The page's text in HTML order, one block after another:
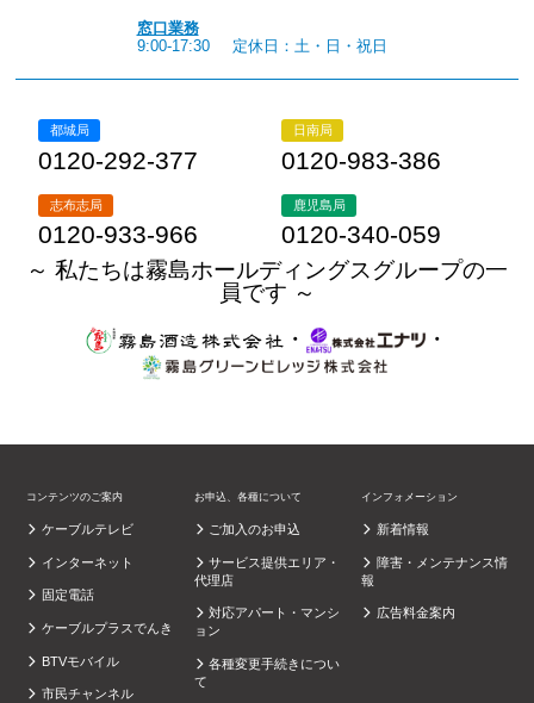
窓口業務
9:00-17:30
定休日：土・日・祝日
都城局
0120-292-377
日南局
0120-983-386
志布志局
0120-933-966
鹿児島局
0120-340-059
～ 私たちは霧島ホールディングスグループの一
員です ～
・
・
コンテンツのご案内
ケーブルテレビ
インターネット
固定電話
ケーブルプラスでんき
BTVモバイル
市民チャンネル
お申込、各種について
ご加入のお申込
サービス提供エリア・
代理店
対応アパート・マンシ
ョン
各種変更手続きについ
て
インフォメーション
新着情報
障害・メンテナンス情
報
広告料金案内